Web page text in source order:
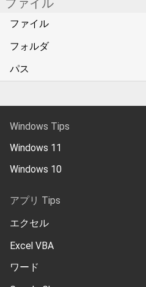
ファイル
ファイル
フォルダ
パス
Windows Tips
Windows 11
Windows 10
アプリ Tips
エクセル
Excel VBA
ワード